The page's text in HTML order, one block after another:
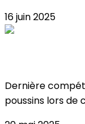
16 juin 2025
Dernière
poussins lors de